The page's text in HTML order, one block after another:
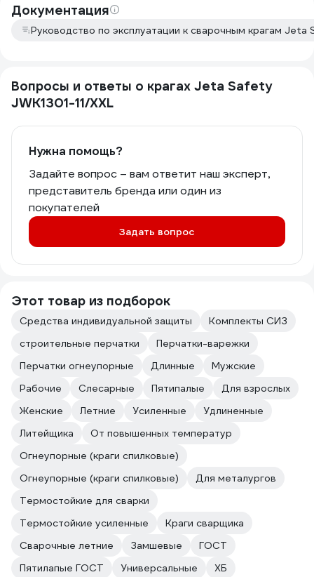
Документация
Руководство по эксплуатации к сварочным крагам Jeta
Вопросы и ответы о крагах Jeta Safety
JWK1301-11/XXL
Нужна помощь?
Задайте вопрос – вам ответит наш эксперт,
представитель бренда или один из
покупателей
Задать вопрос
Этот товар из подборок
Средства индивидуальной защиты
Комплекты СИЗ
строительные перчатки
Перчатки-варежки
Перчатки огнеупорные
Длинные
Мужские
Рабочие
Слесарные Пятипалые
Для взрослых
Женские
Летние Усиленные
Удлиненные
Литейщика
От повышенных температур
Огнеупорные (краги спилковые)
Огнеупорные (краги спилковые)
Для металургов
Термостойкие для сварки
Термостойкие усиленные
Краги сварщика
Сварочные летние
Замшевые
ГОСТ
Пятилапые ГОСТ
Универсальные
ХБ